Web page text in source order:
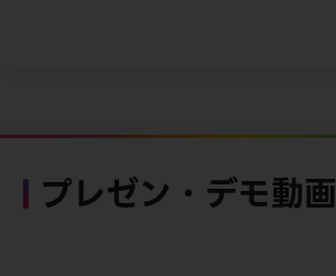
プレゼン・デモ動画